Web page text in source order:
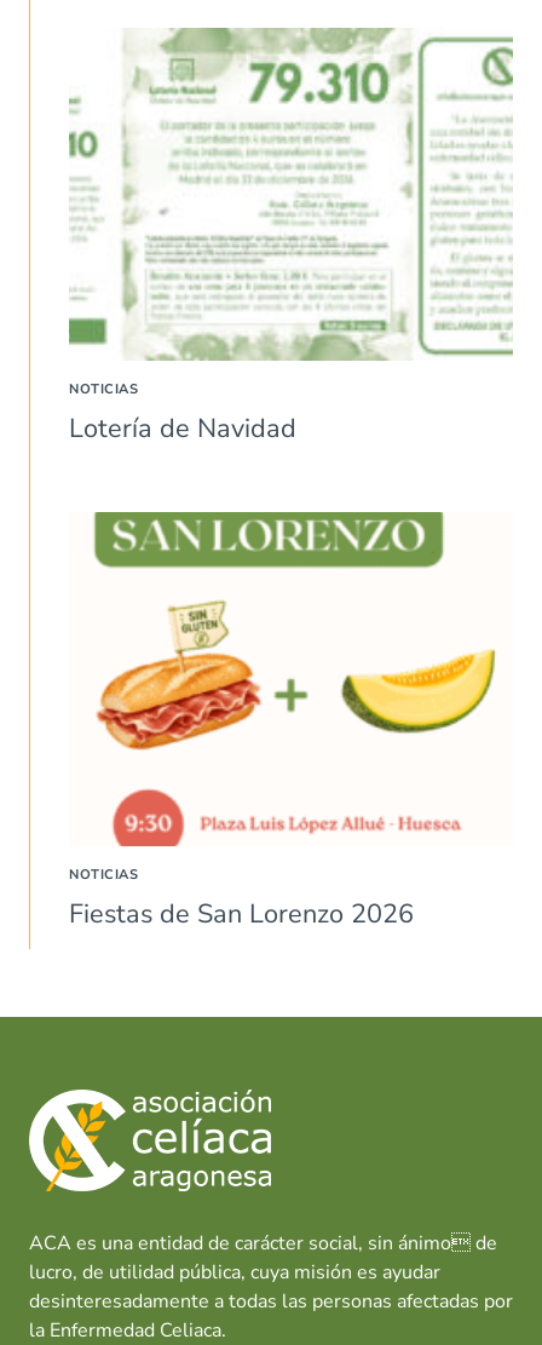
NOTICIAS
Lotería de Navidad
NOTICIAS
Fiestas de San Lorenzo 2026
ACA es una entidad de carácter social, sin ánimo de
lucro, de utilidad pública, cuya misión es ayudar
desinteresadamente a todas las personas afectadas por
la Enfermedad Celiaca.